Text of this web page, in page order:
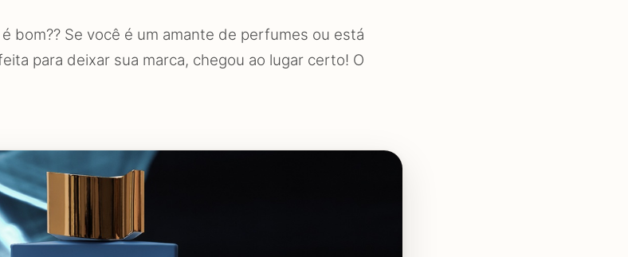
bom?? Se você é um amante de perfumes ou está
para deixar sua marca, chegou ao lugar certo! O